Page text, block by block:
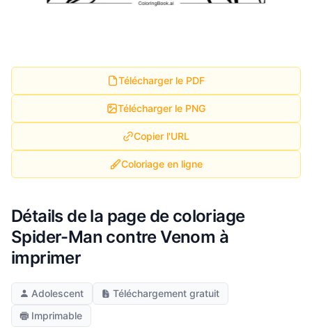
Télécharger le PDF
Télécharger le PNG
Copier l'URL
Coloriage en ligne
Détails de la page de coloriage
Spider-Man contre Venom à
imprimer
Adolescent
Téléchargement gratuit
Imprimable